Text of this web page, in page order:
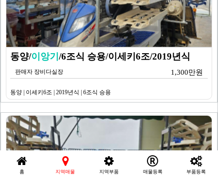
동양/이앙기/6조식 승용/이세키6조/2019년식
판매자 장비다실장 1,300만원
동양 | 이세키6조 | 2019년식 | 6조식 승용
홈 지역매물 지역부품 매물등록 부품등록